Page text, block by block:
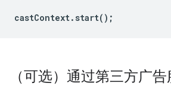
castContext. start();
（可选）通过第三方广